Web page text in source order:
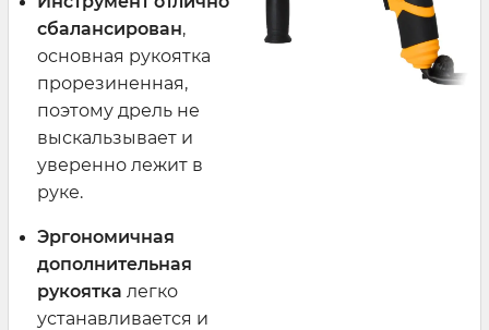
сбалансирован,
основная рукоятка
прорезиненная,
поэтому дрель не
выскальзывает и
уверенно лежит в
руке.
Эргономичная
дополнительная
рукоятка легко
устанавливается и